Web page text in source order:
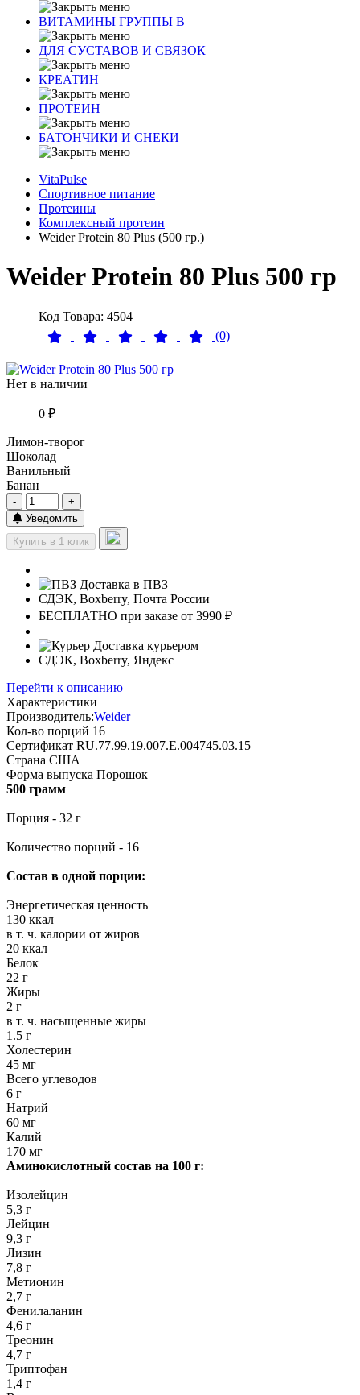
ВИТАМИНЫ ГРУППЫ В
ДЛЯ СУСТАВОВ И СВЯЗОК
КРЕАТИН
ПРОТЕИН
БАТОНЧИКИ И СНЕКИ
VitaPulse
Спортивное питание
Протеины
Комплексный протеин
Weider Protein 80 Plus (500 гр.)
Weider Protein 80 Plus 500 гр
Код Товара: 4504
(0)
Нет в наличии
0 ₽
Лимон-творог
Шоколад
Ванильный
Банан
-
+
Уведомить
Купить в 1 клик
Доставка в ПВЗ
СДЭК, Boxberry, Почта России
БЕСПЛАТНО при заказе от 3990 ₽
Доставка курьером
СДЭК, Boxberry, Яндекс
Перейти к описанию
Характеристики
Производитель:Weider
Кол-во порций 16
Сертификат RU.77.99.19.007.Е.004745.03.15
Страна США
Форма выпуска Порошок
500 грамм
Порция - 32 г
Количество порций - 16
Состав в одной порции:
Энергетическая ценность
130 ккал
в т. ч. калории от жиров
20 ккал
Белок
22 г
Жиры
2 г
в т. ч. насыщенные жиры
1.5 г
Холестерин
45 мг
Всего углеводов
6 г
Натрий
60 мг
Калий
170 мг
Аминокислотный состав на 100 г:
Изолейцин
5,3 г
Лейцин
9,3 г
Лизин
7,8 г
Метионин
2,7 г
Фенилаланин
4,6 г
Треонин
4,7 г
Триптофан
1,4 г